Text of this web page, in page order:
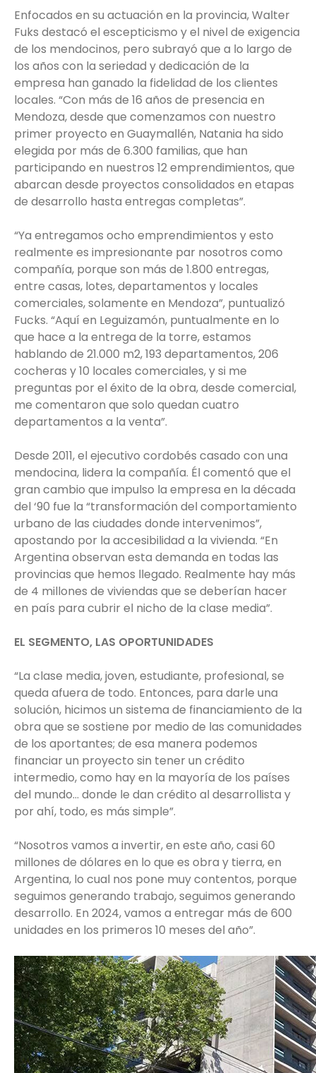
Enfocados en su actuación en la provincia, Walter
Fuks destacó el escepticismo y el nivel de exigencia
de los mendocinos, pero subrayó que a lo largo de
los años con la seriedad y dedicación de la
empresa han ganado la fidelidad de los clientes
locales. “Con más de 16 años de presencia en
Mendoza, desde que comenzamos con nuestro
primer proyecto en Guaymallén, Natania ha sido
elegida por más de 6.300 familias, que han
participando en nuestros 12 emprendimientos, que
abarcan desde proyectos consolidados en etapas
de desarrollo hasta entregas completas”.
“Ya entregamos ocho emprendimientos y esto
realmente es impresionante par nosotros como
compañía, porque son más de 1.800 entregas,
entre casas, lotes, departamentos y locales
comerciales, solamente en Mendoza”, puntualizó
Fucks. “Aquí en Leguizamón, puntualmente en lo
que hace a la entrega de la torre, estamos
hablando de 21.000 m2, 193 departamentos, 206
cocheras y 10 locales comerciales, y si me
preguntas por el éxito de la obra, desde comercial,
me comentaron que solo quedan cuatro
departamentos a la venta”.
Desde 2011, el ejecutivo cordobés casado con una
mendocina, lidera la compañía. Él comentó que el
gran cambio que impulso la empresa en la década
del ‘90 fue la “transformación del comportamiento
urbano de las ciudades donde intervenimos”,
apostando por la accesibilidad a la vivienda. “En
Argentina observan esta demanda en todas las
provincias que hemos llegado. Realmente hay más
de 4 millones de viviendas que se deberían hacer
en país para cubrir el nicho de la clase media”.
EL SEGMENTO, LAS OPORTUNIDADES
“La clase media, joven, estudiante, profesional, se
queda afuera de todo. Entonces, para darle una
solución, hicimos un sistema de financiamiento de la
obra que se sostiene por medio de las comunidades
de los aportantes; de esa manera podemos
financiar un proyecto sin tener un crédito
intermedio, como hay en la mayoría de los países
del mundo... donde le dan crédito al desarrollista y
por ahí, todo, es más simple”.
“Nosotros vamos a invertir, en este año, casi 60
millones de dólares en lo que es obra y tierra, en
Argentina, lo cual nos pone muy contentos, porque
seguimos generando trabajo, seguimos generando
desarrollo. En 2024, vamos a entregar más de 600
unidades en los primeros 10 meses del año”.